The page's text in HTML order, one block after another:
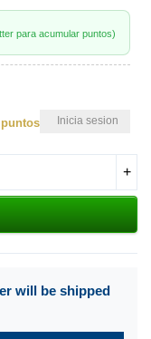
para acumular puntos)
puntos Inicia sesion
+
will be shipped